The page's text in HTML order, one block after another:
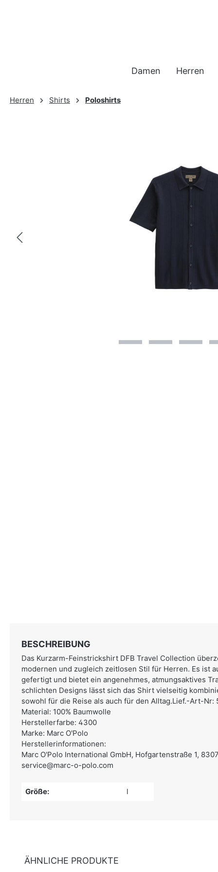
Damen Herren
Herren Shirts Poloshirts
BESCHREIBUNG
Das Kurzarm-Feinstrickshirt DFB Travel Collection
modernen und zugleich zeitlosen Stil für Herren. Es ist
gefertigt und bietet ein angenehmes, atmungsaktives
schlichten Designs lässt sich das Shirt vielseitig
sowohl für die Reise als auch für den Alltag.Lief.-Art-Nr:
Material: 100% Baumwolle
Herstellerfarbe: 4300
Marke: Marc O'Polo
Herstellerinformationen:
Marc O'Polo International GmbH, Hofgartenstraße 1,
service@marc-o-polo.com
Größe: l
ÄHNLICHE PRODUKTE